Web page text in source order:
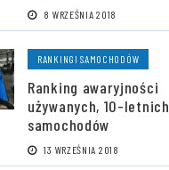
8 WRZEŚNIA 2018
RANKINGI SAMOCHODÓW
Ranking awaryjności
używanych, 10-letnich
samochodów
13 WRZEŚNIA 2018